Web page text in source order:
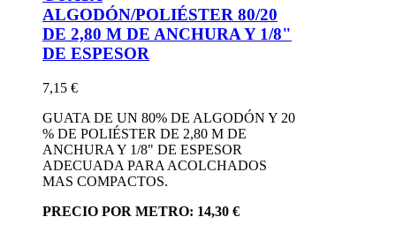
ALGODÓN/POLIÉSTER 80/20
DE 2,80 M DE ANCHURA Y 1/8"
DE ESPESOR
7,15 €
GUATA DE UN 80% DE ALGODÓN Y 20
% DE POLIÉSTER DE 2,80 M DE
ANCHURA Y 1/8" DE ESPESOR
ADECUADA PARA ACOLCHADOS
MAS COMPACTOS.
PRECIO POR METRO: 14,30 €